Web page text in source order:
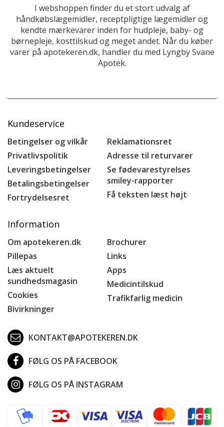
I webshoppen finder du et stort udvalg af
håndkøbslægemidler, receptpligtige lægemidler og
kendte mærkevarer inden for hudpleje, baby- og
børnepleje, kosttilskud og meget andet. Når du køber
varer på apotekeren.dk, handler du med Lyngby Svane
Apotek.
Kundeservice
Betingelser og vilkår
Privatlivspolitik
Leveringsbetingelser
Betalingsbetingelser
Fortrydelsesret
Reklamationsret
Adresse til returvarer
Se fødevarestyrelses
smiley-rapporter
Få teksten læst højt
Information
Om apotekeren.dk
Pillepas
Læs aktuelt
sundhedsmagasin
Cookies
Bivirkninger
Brochurer
Links
Apps
Medicintilskud
Trafikfarlig medicin
KONTAKT@APOTEKEREN.DK
FØLG OS PÅ FACEBOOK
FØLG OS PÅ INSTAGRAM